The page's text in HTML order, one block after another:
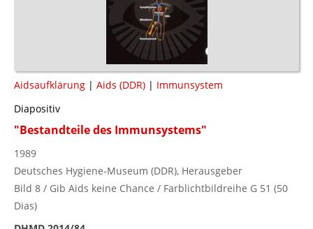
Aidsaufklärung | Aids (DDR) | Immunsystem
Diapositiv
"Bestandteile des Immunsystems"
1989
Deutsches Hygiene-Museum (DDR), Herausgeber
Bild 8 / Gib Aids keine Chance / Farblichtbildreihe G 51 (50
Dias)